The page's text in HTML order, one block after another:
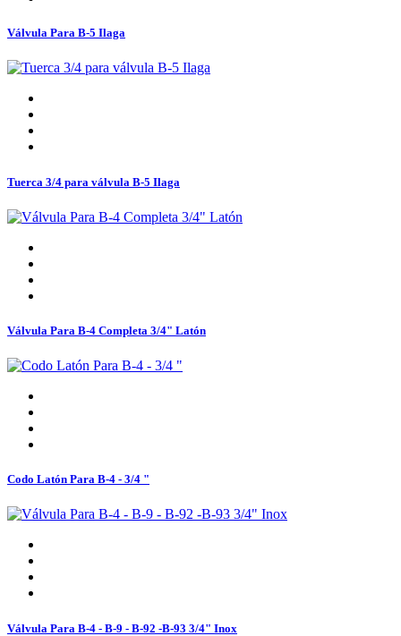
Válvula Para B-5 Ilaga
Tuerca 3/4 para válvula B-5 Ilaga
Válvula Para B-4 Completa 3/4" Latón
Codo Latón Para B-4 - 3/4 "
Válvula Para B-4 - B-9 - B-92 -B-93 3/4" Inox